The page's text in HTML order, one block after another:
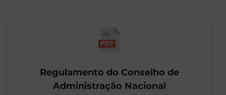
Regulamento do Conselho de
Administração Nacional